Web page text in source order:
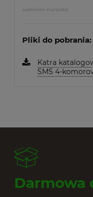
warmińsko mazurskie.
Pliki do pobrania:
Katra
SMS 4-
Darmowa